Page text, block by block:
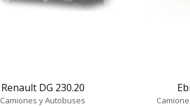
Renault DG 230.20
Camiones y Autobuses